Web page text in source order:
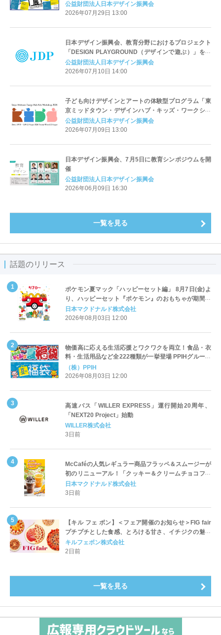
公益財団法人日本デザイン振興会
2026年07月29日 13:00
日本デザイン振興会、教育分野におけるプロジェクト
「DESIGN PLAYGROUND（デザインで遊ぶ）」を開
始
公益財団法人日本デザイン振興会
2026年07月10日 14:00
子ども向けデザインとアートの体験型プログラム「東
京ミッドタウン・デザインハブ・キッズ・ワークショ
ップ2026」を開催
公益財団法人日本デザイン振興会
2026年07月09日 13:00
日本デザイン振興会、7月5日に教育シンポジウムを開
催
公益財団法人日本デザイン振興会
2026年06月09日 16:30
一覧を見る
話題のリリース
ポケモン夏マック「ハッピーセット編」 8月7日(金)よ
り、ハッピーセット『ポケモン』のおもちゃが期間限
定登場
日本マクドナルド株式会社
2026年08月03日 12:00
物価高に応える生活応援とワクワクを両立！食品・衣
料・生活用品など全222種類が一挙登場 PPIHグループ
「夏福袋」＆セール 8月6日(木)より順次スタート
（株）PPIH
2026年08月03日 12:00
高速バス「WILLER EXPRESS」運行開始20周年、
「NEXT20 Project」始動
WILLER株式会社
3日前
McCaféの人気レギュラー商品フラッペ＆スムージーが
初のリニューアル！「クッキー＆クリームチョコフラ
ッペ」「マンゴースムージー」8月5日（水）から販売
開始
日本マクドナルド株式会社
3日前
【キル フェ ボン】＜フェア開催のお知らせ＞FIG fair
プチプチとした食感、とろける甘さ、イチジクの魅力
をたっぷりと。新作を含め、イチジク尽くしの全4種が
登場8月20日（木）スタート
キルフェボン株式会社
2日前
一覧を見る